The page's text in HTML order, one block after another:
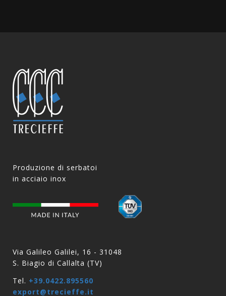
Produzione di serbatoi
in acciaio inox
Via Galileo Galilei, 16 - 31048
S. Biagio di Callalta (TV)
Tel. +39.0422.895560
export@trecieffe.it